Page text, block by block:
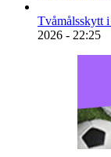
Tvåmålsskytt
2026 - 22:25